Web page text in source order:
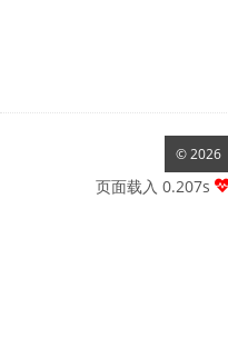
© 2026
页面载入 0.207s